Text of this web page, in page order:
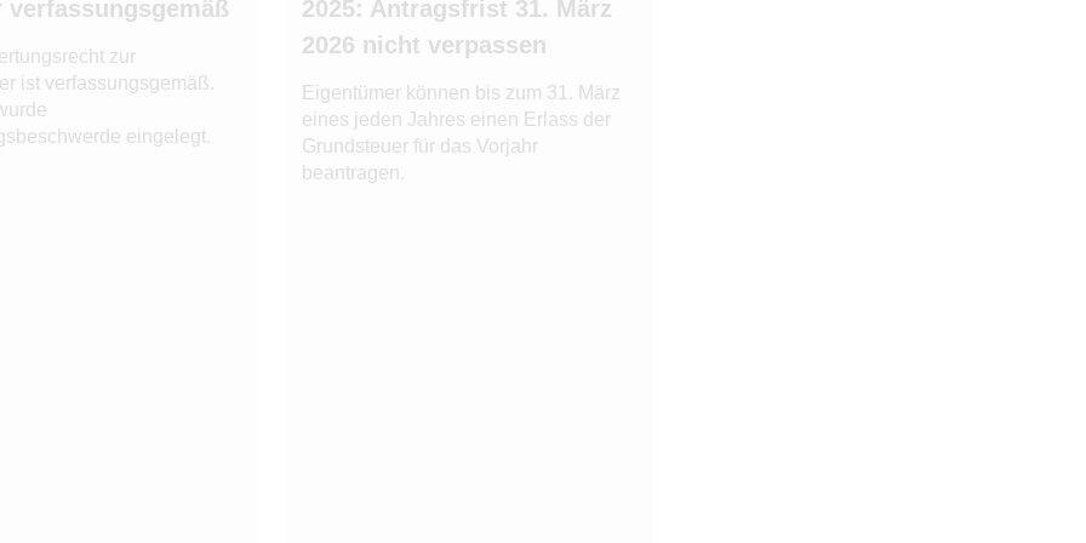
verfassungsgemäß
zur
ist verfassungsgemäß.
eingelegt.
2025: Antragsfrist 31. März
2026 nicht verpassen
Eigentümer können bis zum 31. März
eines jeden Jahres einen Erlass der
Grundsteuer für das Vorjahr
beantragen.